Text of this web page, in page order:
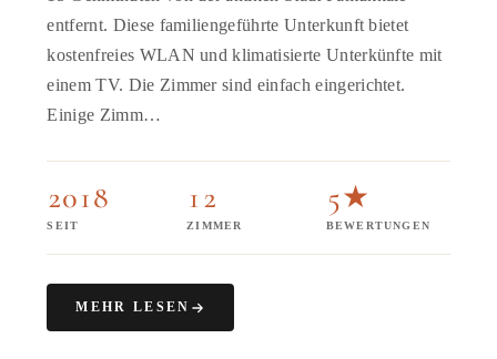
entfernt. Diese familiengeführte Unterkunft bietet
kostenfreies WLAN und klimatisierte Unterkünfte mit
einem TV. Die Zimmer sind einfach eingerichtet.
Einige Zimm…
2018
SEIT
12
ZIMMER
5★
BEWERTUNGEN
MEHR LESEN